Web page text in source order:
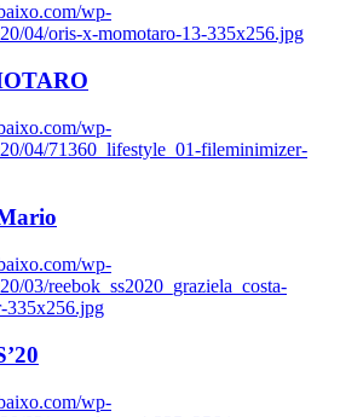
wp-
04/oris-x-momotaro-13-335x256.jpg
wp-
04/71360_lifestyle_01-fileminimizer-
wp-
03/reebok_ss2020_graziela_costa-
335x256.jpg
wp-